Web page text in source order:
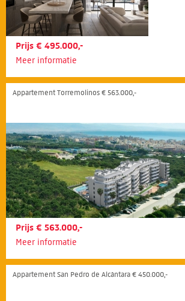
Prijs € 495.000,-
Meer informatie
Appartement Torremolinos € 563.000,-
Prijs € 563.000,-
Meer informatie
Appartement San Pedro de Alcántara € 450.000,-